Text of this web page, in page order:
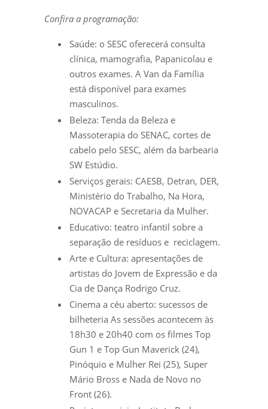
Confira a programação:
Saúde: o SESC oferecerá consulta
clínica, mamografia, Papanicolau e
outros exames. A Van da Família
está disponível para exames
masculinos.
Beleza: Tenda da Beleza e
Massoterapia do SENAC, cortes de
cabelo pelo SESC, além da barbearia
SW Estúdio.
Serviços gerais: CAESB, Detran, DER,
Ministério do Trabalho, Na Hora,
NOVACAP e Secretaria da Mulher.
Educativo: teatro infantil sobre a
separação de resíduos e reciclagem.
Arte e Cultura: apresentações de
artistas do Jovem de Expressão e da
Cia de Dança Rodrigo Cruz.
Cinema a céu aberto: sucessos de
bilheteria As sessões acontecem às
18h30 e 20h40 com os filmes Top
Gun 1 e Top Gun Maverick (24),
Pinóquio e Mulher Rei (25), Super
Mário Bross e Nada de Novo no
Front (26).